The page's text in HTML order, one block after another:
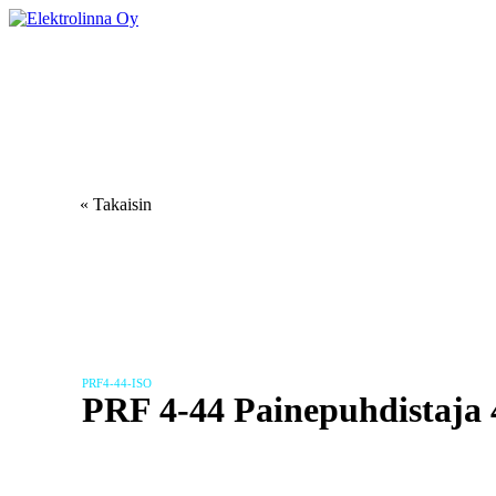
Skip
« Takaisin
PRF4-44-ISO
PRF 4-44 Painepuhdistaja